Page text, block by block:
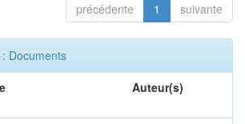
précédente 1 suivante
Documents
Auteur(s)